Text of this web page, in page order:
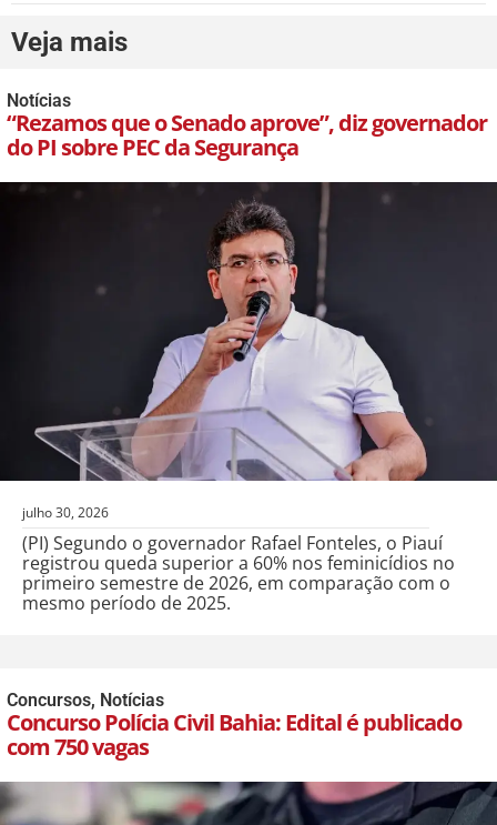
Veja mais
Notícias
“Rezamos que o Senado aprove”, diz governador
do PI sobre PEC da Segurança
julho 30, 2026
(PI) Segundo o governador Rafael Fonteles, o Piauí
registrou queda superior a 60% nos feminicídios no
primeiro semestre de 2026, em comparação com o
mesmo período de 2025.
Concursos, Notícias
Concurso Polícia Civil Bahia: Edital é publicado
com 750 vagas